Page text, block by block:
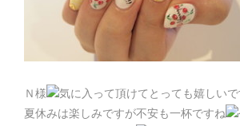
Ｎ様
気に入って頂けてとっても嬉しいで
夏休みは楽しみですが不安も一杯ですね